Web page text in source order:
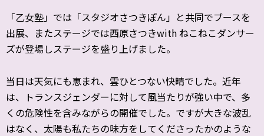
「乙女塾」では「スタジオさつきぽん」と共同でブースを
出展、またステージでは西原さつきwith ねこねこダンサー
ズが登場しステージを盛り上げました。
当日は天気にも恵まれ、雲ひとつない快晴でした。近年
は、トランスジェンダーに対して風当たりが強い中で、多
くの危険性を含みながらの開催でした。ですが大きな波乱
はなく、太陽も私たちの味方をしてくださったかのような